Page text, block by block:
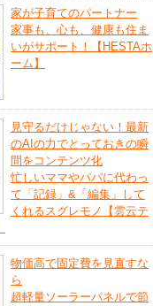
家が子育てのパートナー
家事も、心も、健康も住ま
いがサポート！【HESTAホ
ーム】
見守るだけじゃない！最新
のAIの力でとっておきの瞬
間をコンテンツ化
忙しいママやパパに代わっ
て「記録」&「編集」して
くれるスグレモノ【雲云テ
物価高で固定費を見直すな
ら
超軽量ソーラーパネルで節